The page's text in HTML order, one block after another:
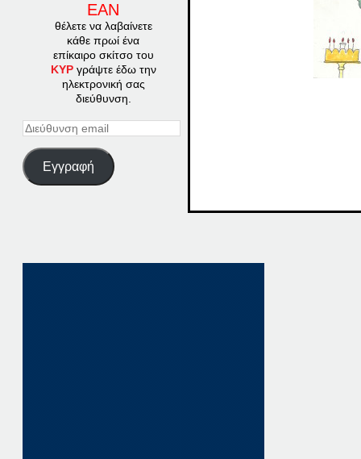
ΕΑΝ
θέλετε να λαβαίνετε
κάθε πρωί ένα
επίκαιρο σκίτσο του
ΚΥΡγράψτε έδω την
ηλεκτρονική σας
διεύθυνση.
Διεύθυνση
Εγγραφή